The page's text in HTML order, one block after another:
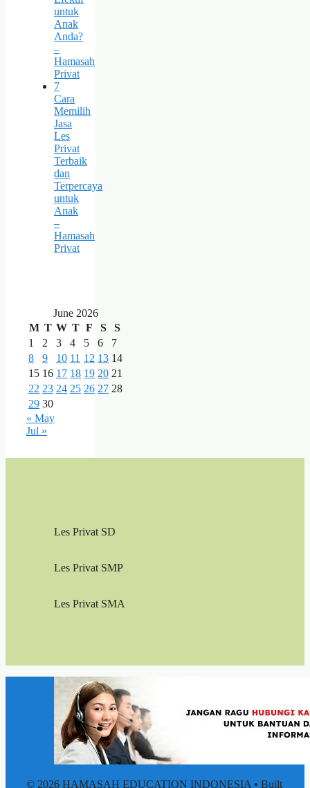
untuk
Anak
Anda?
–
Hamasah
Privat
7
Cara
Memilih
Jasa
Les
Privat
Terbaik
dan
Terpercaya
untuk
Anak
–
Hamasah
Privat
June 2026
M T W T F S
S
1
2 3 4 5 6
7
8
9 10 11 12 13 14
15 16 17 18 19 20 21
22 23 24 25 26 27 28
29 30
« May
Jul »
Les Privat SD
Les Privat SMP
Les Privat SMA
© 2026 HAMASAH EDUCATION INDONESIA • Built